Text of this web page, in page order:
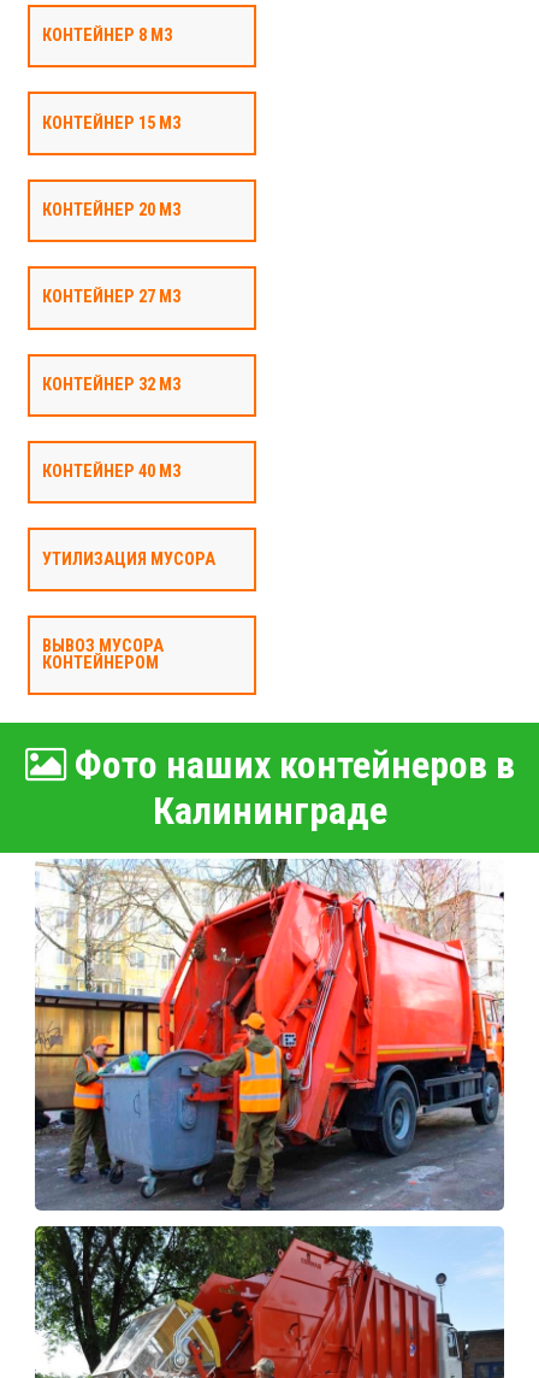
КОНТЕЙНЕР 8 М3
КОНТЕЙНЕР 15 М3
КОНТЕЙНЕР 20 М3
КОНТЕЙНЕР 27 М3
КОНТЕЙНЕР 32 М3
КОНТЕЙНЕР 40 М3
УТИЛИЗАЦИЯ МУСОРА
ВЫВОЗ МУСОРА
КОНТЕЙНЕРОМ
Фото наших контейнеров в
Калининграде